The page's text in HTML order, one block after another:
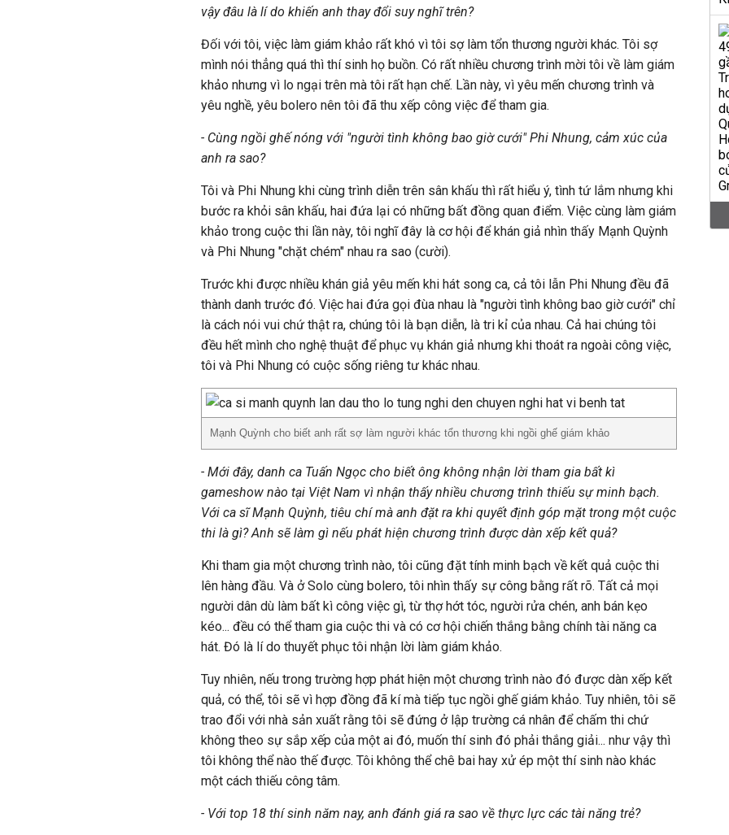
vậy đâu là lí do khiến anh thay đổi suy nghĩ trên?
Đối với tôi, việc làm giám khảo rất khó vì tôi sợ làm tổn thương người khác. Tôi sợ
mình nói thẳng quá thì thí sinh họ buồn. Có rất nhiều chương trình mời tôi về làm giám
khảo nhưng vì lo ngại trên mà tôi rất hạn chế. Lần này, vì yêu mến chương trình và
yêu nghề, yêu bolero nên tôi đã thu xếp công việc để tham gia.
- Cùng ngồi ghế nóng với "người tình không bao giờ cưới" Phi Nhung, cảm xúc của
anh ra sao?
Tôi và Phi Nhung khi cùng trình diễn trên sân khấu thì rất hiểu ý, tình tứ lắm nhưng khi
bước ra khỏi sân khấu, hai đứa lại có những bất đồng quan điểm. Việc cùng làm giám
khảo trong cuộc thi lần này, tôi nghĩ đây là cơ hội để khán giả nhìn thấy Mạnh Quỳnh
và Phi Nhung "chặt chém" nhau ra sao (cười).
Trước khi được nhiều khán giả yêu mến khi hát song ca, cả tôi lẫn Phi Nhung đều đã
thành danh trước đó. Việc hai đứa gọi đùa nhau là "người tình không bao giờ cưới" chỉ
là cách nói vui chứ thật ra, chúng tôi là bạn diễn, là tri kỉ của nhau. Cả hai chúng tôi
đều hết mình cho nghệ thuật để phục vụ khán giả nhưng khi thoát ra ngoài công việc,
tôi và Phi Nhung có cuộc sống riêng tư khác nhau.
Mạnh Quỳnh cho biết anh rất sợ làm người khác tổn thương khi ngồi ghế giám khảo
- Mới đây, danh ca Tuấn Ngọc cho biết ông không nhận lời tham gia bất kì
gameshow nào tại Việt Nam vì nhận thấy nhiều chương trình thiếu sự minh bạch.
Với ca sĩ Mạnh Quỳnh, tiêu chí mà anh đặt ra khi quyết định góp mặt trong một cuộc
thi là gì? Anh sẽ làm gì nếu phát hiện chương trình được dàn xếp kết quả?
Khi tham gia một chương trình nào, tôi cũng đặt tính minh bạch về kết quả cuộc thi
lên hàng đầu. Và ở Solo cùng bolero, tôi nhìn thấy sự công bằng rất rõ. Tất cả mọi
người dân dù làm bất kì công việc gì, từ thợ hớt tóc, người rửa chén, anh bán kẹo
kéo... đều có thể tham gia cuộc thi và có cơ hội chiến thắng bằng chính tài năng ca
hát. Đó là lí do thuyết phục tôi nhận lời làm giám khảo.
Tuy nhiên, nếu trong trường hợp phát hiện một chương trình nào đó được dàn xếp kết
quả, có thể, tôi sẽ vì hợp đồng đã kí mà tiếp tục ngồi ghế giám khảo. Tuy nhiên, tôi sẽ
trao đổi với nhà sản xuất rằng tôi sẽ đứng ở lập trường cá nhân để chấm thi chứ
không theo sự sắp xếp của một ai đó, muốn thí sinh đó phải thắng giải... như vậy thì
tôi không thể nào thế được. Tôi không thể chê bai hay xử ép một thí sinh nào khác
một cách thiếu công tâm.
- Với top 18 thí sinh năm nay, anh đánh giá ra sao về thực lực các tài năng trẻ?